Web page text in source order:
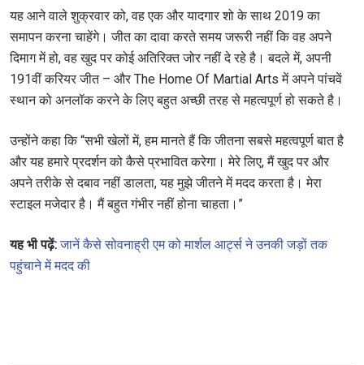
यह आने वाले शुक्रवार को, वह एक और यादगार शो के साथ 2019 का
समापन करना चाहेंगे। जीत का दावा करते समय जरूरी नहीं कि वह अपने
दिमाग में हो, वह खुद पर कोई अतिरिक्त जोर नहीं दे रहे है। बदले में, अपनी
191वीं करियर जीत – और The Home Of Martial Arts में अपने पांचवें
स्थान को अनलॉक करने के लिए बहुत अच्छी तरह से महत्वपूर्ण हो सकते है।
उन्होंने कहा कि “सभी खेलों में, हम मानते हैं कि जीतना सबसे महत्वपूर्ण बात है
और यह हमारे प्रदर्शन को कैसे प्रभावित करेगा। मेरे लिए, मैं खुद पर और
अपने तरीके से दबाव नहीं डालता, यह मुझे जीतने में मदद करता है। मेरा
स्टाइल मजेदार है। मैं बहुत गंभीर नहीं होना चाहता।”
यह भी पढ़ें:जानें कैसे सोवनाह्री एम को मार्शल आर्ट्स ने उनकी जड़ों तक
पहुंचाने में मदद की